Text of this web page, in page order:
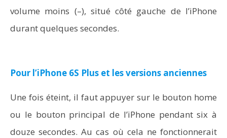
volume moins (–), situé côté gauche de l’iPhone
durant quelques secondes.
Pour l’iPhone 6S Plus et les versions anciennes
Une fois éteint, il faut appuyer sur le bouton home
ou le bouton principal de l’iPhone pendant six à
douze secondes. Au cas où cela ne fonctionnerait